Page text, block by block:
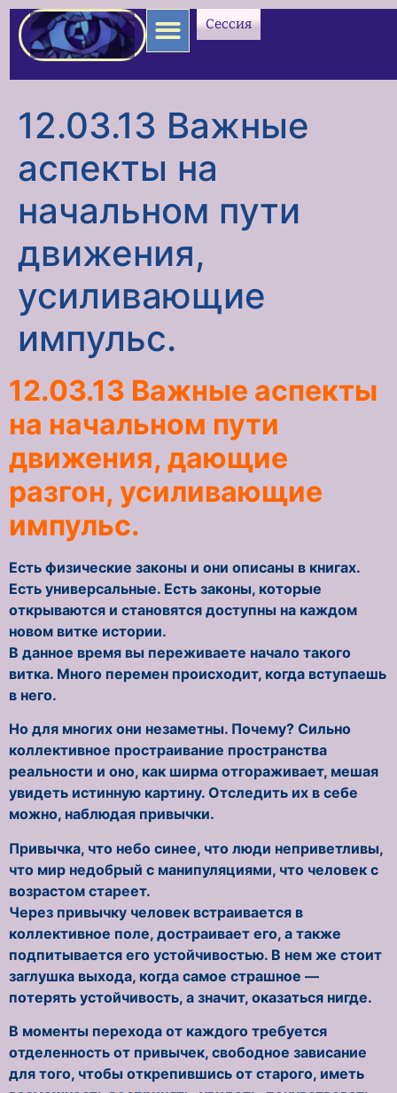
содержимому
Сессия
12.03.13 Важные
аспекты на
начальном пути
движения,
усиливающие
импульс.
12.03.13 Важные аспекты
на начальном пути
движения, дающие
разгон, усиливающие
импульс.
Есть физические законы и они описаны в книгах.
Есть универсальные. Есть законы, которые
открываются и становятся доступны на каждом
новом витке истории.
В данное время вы переживаете начало такого
витка. Много перемен происходит, когда вступаешь
в него.
Но для многих они незаметны. Почему? Сильно
коллективное простраивание пространства
реальности и оно, как ширма отгораживает, мешая
увидеть истинную картину. Отследить их в себе
можно, наблюдая привычки.
Привычка, что небо синее, что люди неприветливы,
что мир недобрый с манипуляциями, что человек с
возрастом стареет.
Через привычку человек встраивается в
коллективное поле, достраивает его, а также
подпитывается его устойчивостью. В нем же стоит
заглушка выхода, когда самое страшное —
потерять устойчивость, а значит, оказаться нигде.
В моменты перехода от каждого требуется
отделенность от привычек, свободное зависание
для того, чтобы открепившись от старого, иметь